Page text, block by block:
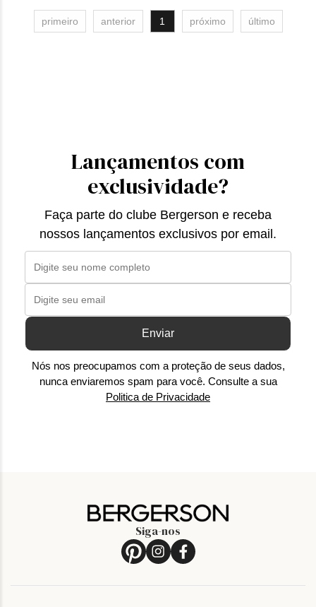
primeiro anterior 1 próximo último
Lançamentos com
exclusividade?
Faça parte do clube Bergerson e receba
nossos lançamentos exclusivos por email.
Enviar
Nós nos preocupamos com a proteção de seus dados,
nunca enviaremos spam para você. Consulte a sua
Politica de Privacidade
Siga-nos